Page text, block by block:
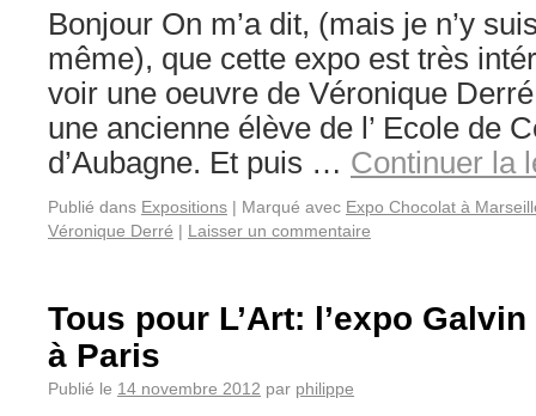
Bonjour On m’a dit, (mais je n’y
même), que cette expo est très
voir une oeuvre de Véronique
une ancienne élève de l’ Ecole de
d’Aubagne. Et puis … Continuer la
Publié dans Expositions | Marqué avec Expo Chocolat à
Véronique Derré | Laisser un commentaire
Tous pour L’Art: l’expo
à Paris
Publié le 14 novembre 2012 par philippe